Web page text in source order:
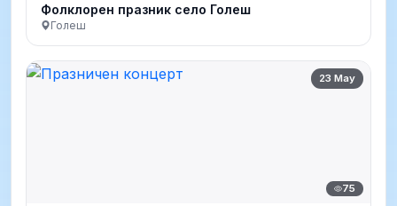
Фолклорен празник село Голеш
Голеш
23 May
75